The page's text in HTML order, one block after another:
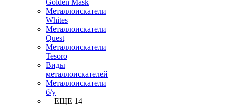
Golden Mask
Металлоискатели
Whites
Металлоискатели
Quest
Металлоискатели
Tesoro
Виды
металлоискателей
Металлоискатели
б/у
+ ЕЩЕ 14